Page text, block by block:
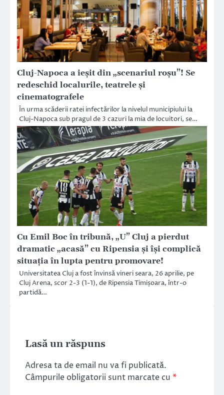
Cluj-Napoca a ieșit din „scenariul roșu”! Se
redeschid localurile, teatrele și
cinematografele
În urma scăderii ratei infectărilor la nivelul municipiului la
Cluj-Napoca sub pragul de 3 cazuri la mia de locuitori, se…
Cu Emil Boc în tribună, „U” Cluj a pierdut
dramatic „acasă” cu Ripensia și își complică
situația în lupta pentru promovare!
Universitatea Cluj a fost învinsă vineri seara, 26 aprilie, pe
Cluj Arena, scor 2-3 (1-1), de Ripensia Timișoara, într-o
partidă…
Lasă un răspuns
Adresa ta de email nu va fi publicată.
Câmpurile obligatorii sunt marcate cu *